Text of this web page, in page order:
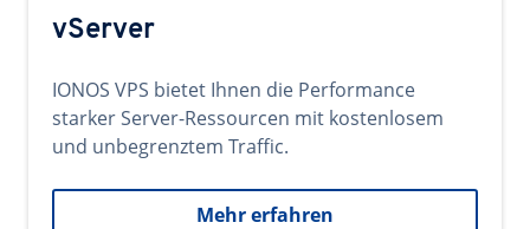
vServer
IONOS VPS bietet Ihnen die Performance
starker Server-Ressourcen mit kostenlosem
und unbegrenztem Traffic.
Mehr erfahren